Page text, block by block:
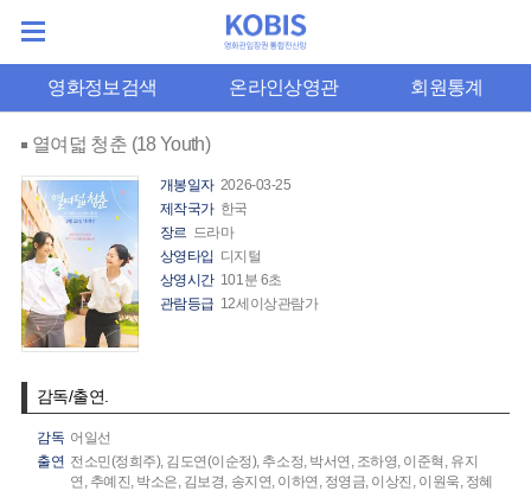
영화정보검색 온라인상영관 회원통계
열여덟 청춘 (18 Youth)
개봉일자 2026-03-25
제작국가 한국
장르 드라마
상영타입 디지털
상영시간 101분 6초
관람등급 12세이상관람가
감독/출연.
감독 어일선
출연 전소민(정희주), 김도연(이순정), 추소정, 박서연, 조하영, 이준혁, 유지
연, 추예진, 박소은, 김보경, 송지연, 이하연, 정영금, 이상진, 이원욱, 정혜